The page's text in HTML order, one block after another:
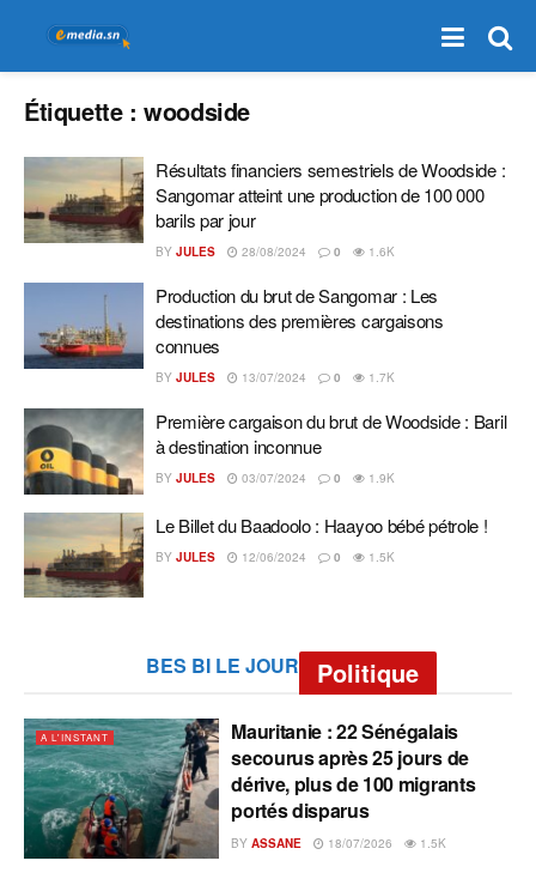
Étiquette :woodside
Résultats financiers semestriels de Woodside :
Sangomar atteint une production de 100 000
barils par jour
BY JULES 28/08/2024 0 1.6K
Production du brut de Sangomar : Les
destinations des premières cargaisons
connues
BY JULES 13/07/2024 0 1.7K
Première cargaison du brut de Woodside : Baril
à destination inconnue
BY JULES 03/07/2024 0 1.9K
Le Billet du Baadoolo : Haayoo bébé pétrole !
BY JULES 12/06/2024 0 1.5K
BES BI LE JOUR Politique
A L'INSTANT
Mauritanie : 22 Sénégalais
secourus après 25 jours de
dérive, plus de 100 migrants
portés disparus
BY ASSANE 18/07/2026 1.5K